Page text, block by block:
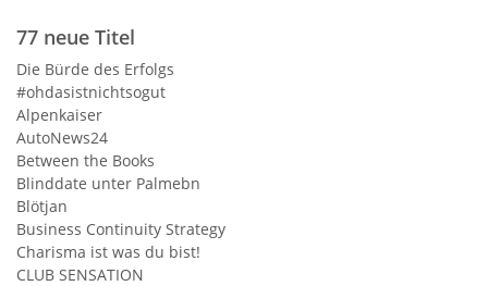
77 neue Titel
Die Bürde des Erfolgs
#ohdasistnichtsogut
Alpenkaiser
AutoNews24
Between the Books
Blinddate unter Palmebn
Blötjan
Business Continuity Strategy
Charisma ist was du bist!
CLUB SENSATION